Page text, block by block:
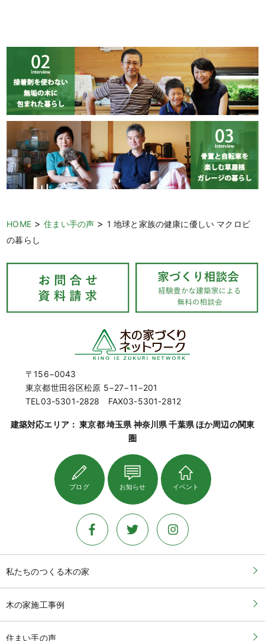
HOME>住まい手の声 > 1 地球と家族の健康に優しい マクロビ
の暮らし
〒156−0043
東京都世田谷区松原 5−27−11−201
TEL03-5301-2828 FAX03-5301-2812
建築対応エリア： 東京都 埼玉県 神奈川県 千葉県 ほか周辺の関東
圏
ブログ お知らせ イベント
私たちのつくる木の家
木の家施工事例
住まい手の声